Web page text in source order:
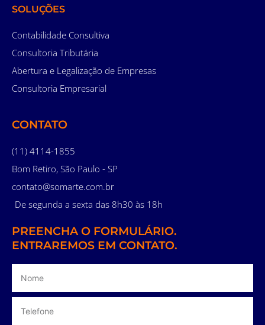
SOLUÇÕES
Contabilidade Consultiva
Consultoria Tributária
Abertura e Legalização de Empresas
Consultoria Empresarial
CONTATO
(11) 4114-1855
Bom Retiro, São Paulo - SP
contato@somarte.com.br
De segunda a sexta das 8h30 às 18h
PREENCHA O FORMULÁRIO.
ENTRAREMOS EM CONTATO.